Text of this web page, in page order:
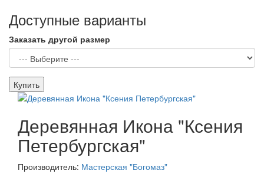
Доступные варианты
Заказать другой размер
Купить
Деревянная Икона "Ксения
Петербургская"
Производитель: Мастерская "Богомаз"